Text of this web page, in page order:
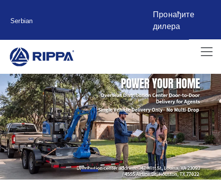
Serbian
Пронађите
дилера